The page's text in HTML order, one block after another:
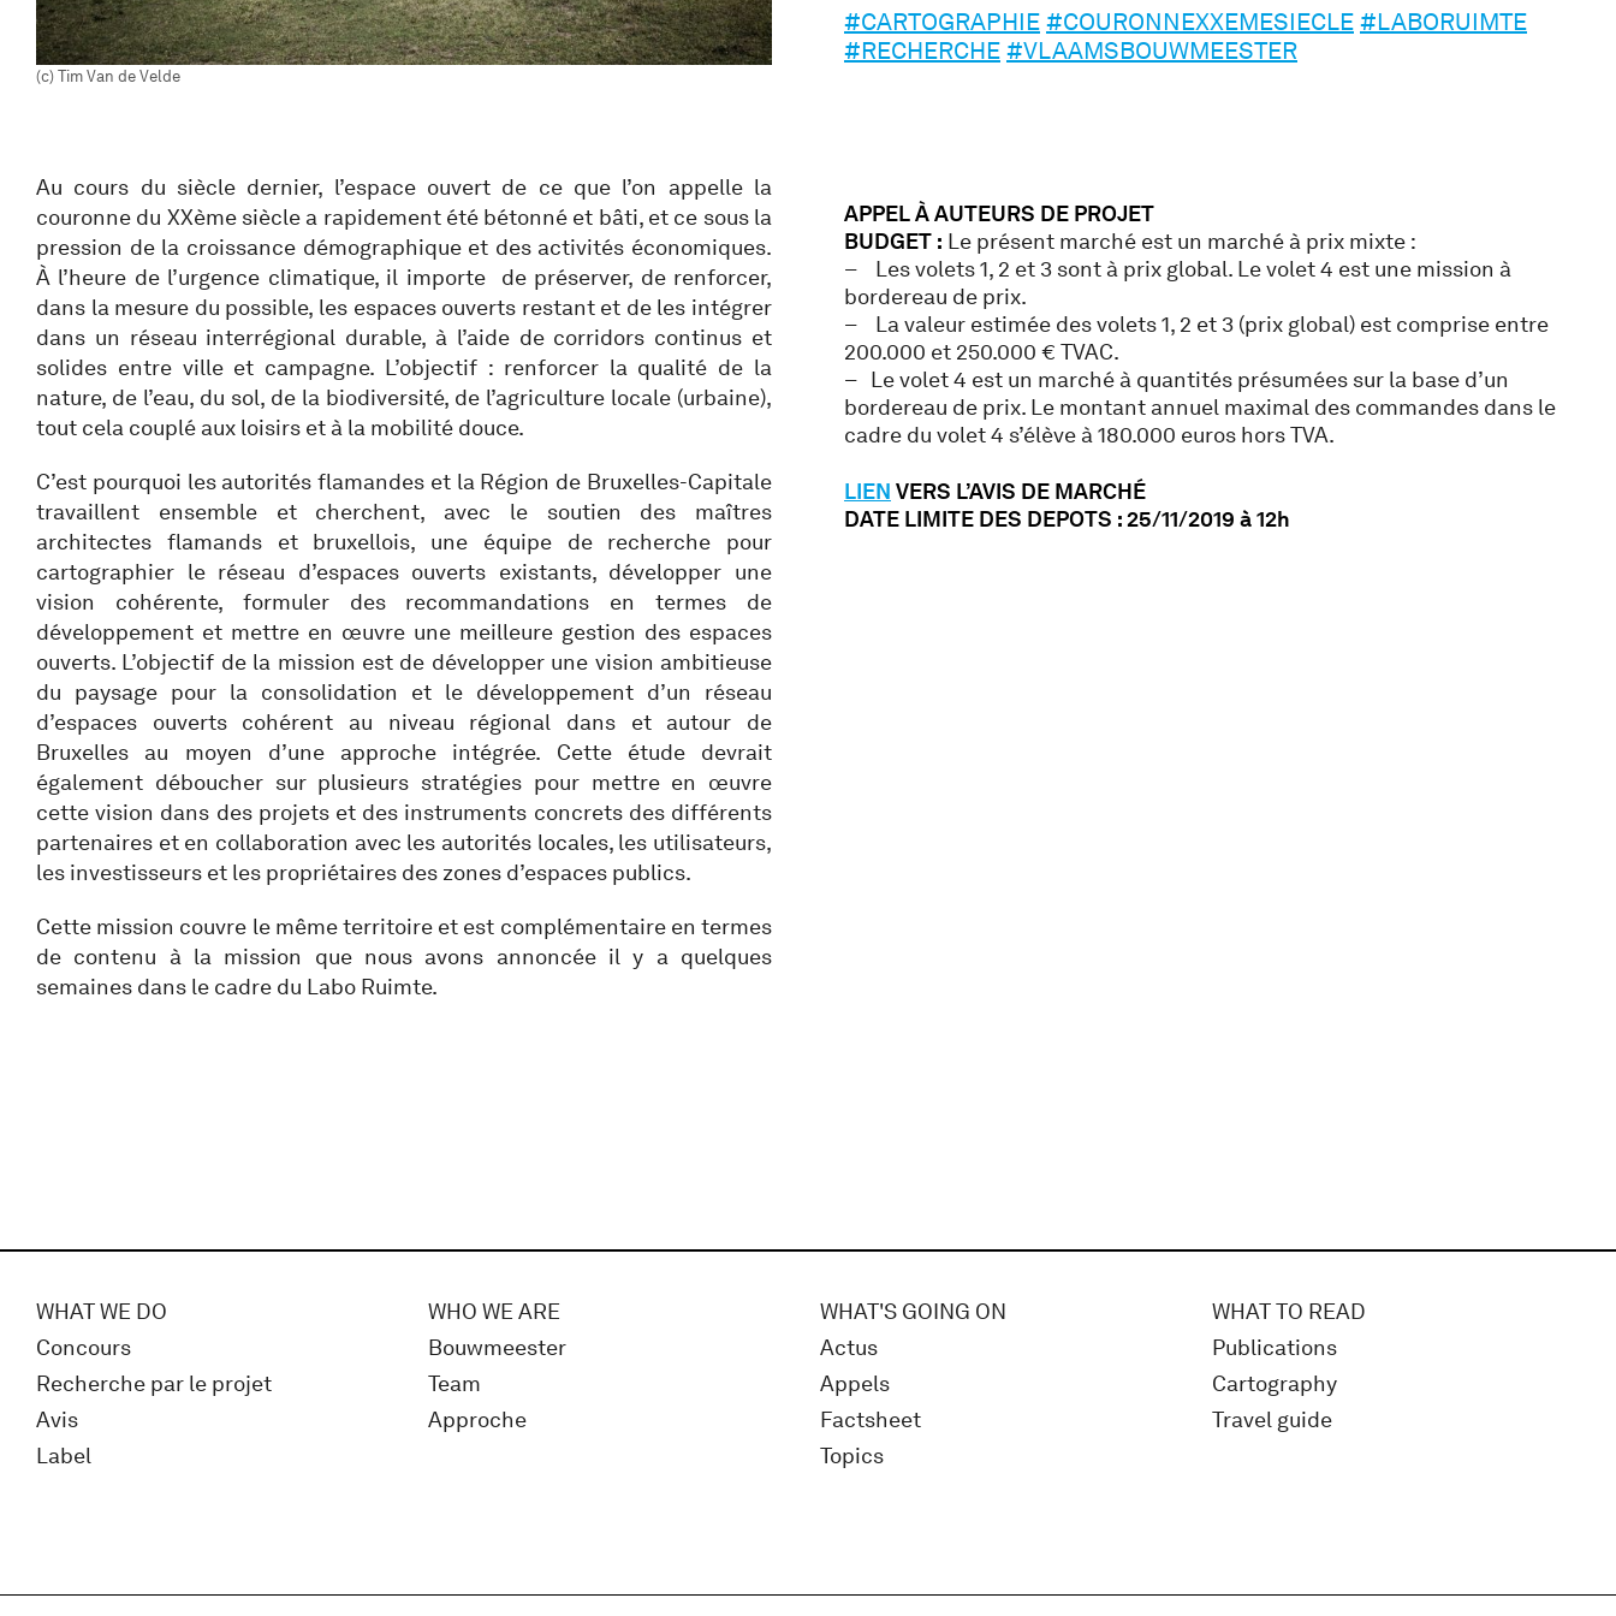
(c) Tim Van de Velde
#CARTOGRAPHIE #COURONNEXXEMESIECLE #LABORUIMTE
#RECHERCHE #VLAAMSBOUWMEESTER
Au cours du siècle dernier, l’espace ouvert de ce que l’on appelle la
couronne du XXème siècle a rapidement été bétonné et bâti, et ce sous la
pression de la croissance démographique et des activités économiques.
À l’heure de l’urgence climatique, il importe de préserver, de renforcer,
dans la mesure du possible, les espaces ouverts restant et de les intégrer
dans un réseau interrégional durable, à l’aide de corridors continus et
solides entre ville et campagne. L’objectif : renforcer la qualité de la
nature, de l’eau, du sol, de la biodiversité, de l’agriculture locale (urbaine),
tout cela couplé aux loisirs et à la mobilité douce.
C’est pourquoi les autorités flamandes et la Région de Bruxelles-Capitale
travaillent ensemble et cherchent, avec le soutien des maîtres
architectes flamands et bruxellois, une équipe de recherche pour
cartographier le réseau d’espaces ouverts existants, développer une
vision cohérente, formuler des recommandations en termes de
développement et mettre en œuvre une meilleure gestion des espaces
ouverts. L’objectif de la mission est de développer une vision ambitieuse
du paysage pour la consolidation et le développement d’un réseau
d’espaces ouverts cohérent au niveau régional dans et autour de
Bruxelles au moyen d’une approche intégrée. Cette étude devrait
également déboucher sur plusieurs stratégies pour mettre en œuvre
cette vision dans des projets et des instruments concrets des différents
partenaires et en collaboration avec les autorités locales, les utilisateurs,
les investisseurs et les propriétaires des zones d’espaces publics.
Cette mission couvre le même territoire et est complémentaire en termes
de contenu à la mission que nous avons annoncée il y a quelques
semaines dans le cadre du Labo Ruimte.
APPEL À AUTEURS DE PROJET
BUDGET : Le présent marché est un marché à prix mixte :
– Les volets 1, 2 et 3 sont à prix global. Le volet 4 est une mission à
bordereau de prix.
– La valeur estimée des volets 1, 2 et 3 (prix global) est comprise entre
200.000 et 250.000 € TVAC.
– Le volet 4 est un marché à quantités présumées sur la base d’un
bordereau de prix. Le montant annuel maximal des commandes dans le
cadre du volet 4 s’élève à 180.000 euros hors TVA.
LIEN VERS L’AVIS DE MARCHÉ
DATE LIMITE DES DEPOTS : 25/11/2019 à 12h
WHAT WE DO
Concours
Recherche par le projet
Avis
Label
WHO WE ARE
Bouwmeester
Team
Approche
WHAT'S GOING ON
Actus
Appels
Factsheet
Topics
WHAT TO READ
Publications
Cartography
Travel guide